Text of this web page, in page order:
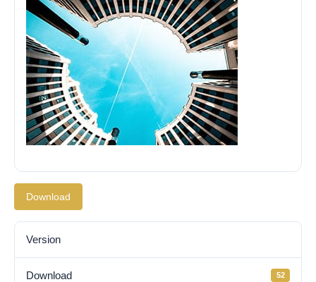
Download
Version
Download 52